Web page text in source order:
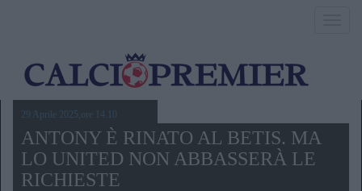
29 Aprile 2025,ore 14.10
ANTONY È RINATO AL BETIS. MA
LO UNITED NON ABBASSERÀ LE
RICHIESTE